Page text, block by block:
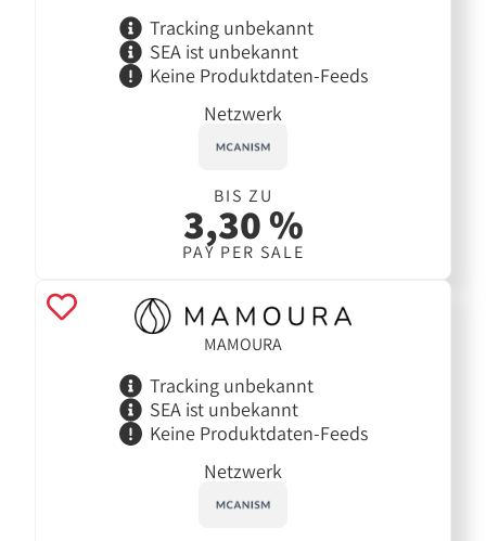
Tracking unbekannt
SEA ist unbekannt
Keine Produktdaten-Feeds
Netzwerk
BIS ZU
3,30 %
PAY PER SALE
MAMOURA
Tracking unbekannt
SEA ist unbekannt
Keine Produktdaten-Feeds
Netzwerk